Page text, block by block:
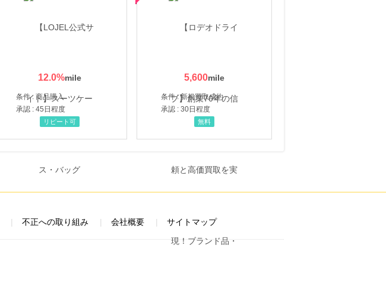
12.0%
条件 : 商品購入
承認 : 45日程度
リピート可
5,600
条件 : 新規買取成約
承認 : 30日程度
無料
不正への取り組み 会社概要 サイトマップ